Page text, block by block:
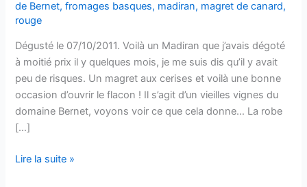
de Bernet,fromages basques, madiran, magret de canard,
rouge
Dégusté le 07/10/2011. Voilà un Madiran que j’avais dégoté
à moitié prix il y quelques mois, je me suis dis qu’il y avait
peu de risques. Un magret aux cerises et voilà une bonne
occasion d’ouvrir le flacon ! Il s’agit d’un vieilles vignes du
domaine Bernet, voyons voir ce que cela donne… La robe
[…]
Madiran
Lire la suite »